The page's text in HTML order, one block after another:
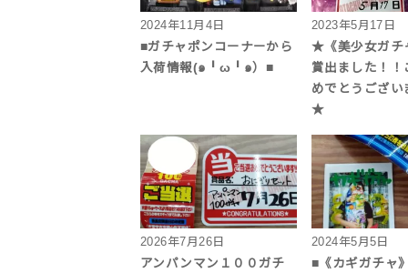
2024年11月4日
■ガチャポンコーナーから
入荷情報(๑╹ω╹๑）■
2023年5月17日
★《美少女ガチ
賞出ました！！
めでとうござい
★
2026年7月26日
アンパンマン１００ガチ
2024年5月5日
■《カギガチャ